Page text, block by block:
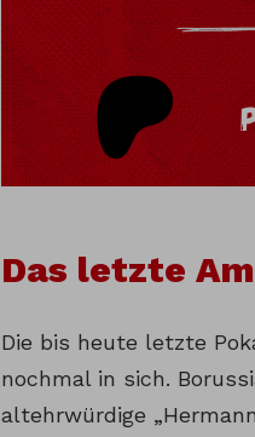
Das letzte
Die bis heute letzte
nochmal in sich.
altehrwürdige